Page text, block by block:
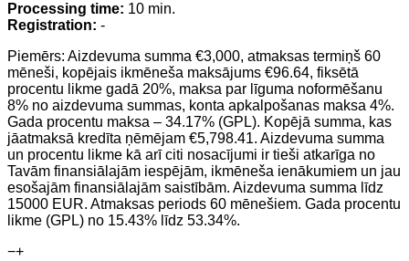
Processing time: 10 min.
Registration: -
Piemērs: Aizdevuma summa €3,000, atmaksas termiņš 60
mēneši, kopējais ikmēneša maksājums €96.64, fiksētā
procentu likme gadā 20%, maksa par līguma noformēšanu
8% no aizdevuma summas, konta apkalpošanas maksa 4%.
Gada procentu maksa – 34.17% (GPL). Kopējā summa, kas
jāatmaksā kredīta ņēmējam €5,798.41. Aizdevuma summa
un procentu likme kā arī citi nosacījumi ir tieši atkarīga no
Tavām finansiālajām iespējām, ikmēneša ienākumiem un jau
esošajām finansiālajām saistībām. Aizdevuma summa līdz
15000 EUR. Atmaksas periods 60 mēnešiem. Gada procentu
likme (GPL) no 15.43% līdz 53.34%.
−+